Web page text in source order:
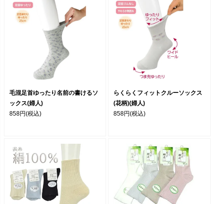
毛混足首ゆったり名前の書けるソ
ックス(婦人)
858円(税込)
らくらくフィットクルーソックス
(花柄)(婦人)
858円(税込)